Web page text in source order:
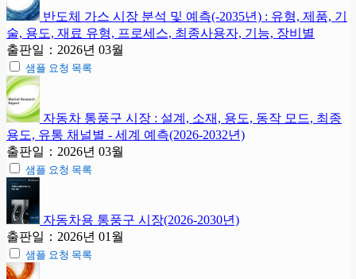
반도체 가스 시장 분석 및 예측(-2035년) : 유형, 제품, 기
술, 용도, 재료 유형, 프로세스, 최종사용자, 기능, 장비별
출판일：2026년 03월
샘플 요청 목록
자동차 통풍구 시장 : 설계, 소재, 용도, 동작 모드, 최종
용도, 유통 채널별 - 세계 예측(2026-2032년)
출판일：2026년 03월
샘플 요청 목록
자동차용 통풍구 시장(2026-2030년)
출판일：2026년 01월
샘플 요청 목록